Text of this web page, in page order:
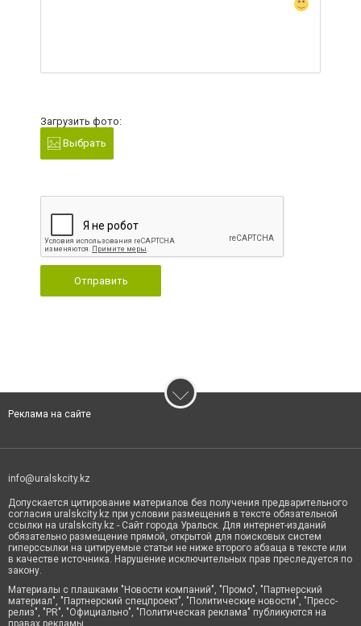
Загрузить фото:
Выбрать
Отправить
Реклама на сайте
info@uralskcity.kz
Допускается цитирование материалов без получения предварительного
согласия uralskcity.kz при условии размещения в тексте обязательной
ссылки на uralskcity.kz - Сайт города Уральск. Для интернет-изданий
обязательно размещение прямой, открытой для поисковых систем
гиперссылки на цитируемые статьи не ниже второго абзаца в тексте или
в качестве источника. Нарушение исключительных прав преследуется по
закону.
Материалы с плашками "Новости компаний", "Промо", "Партнерский
материал", "Партнерский спецпроект", "Политические новости", "Пресс-
релиз", "PR", "Официально", "Политическая реклама" публикуются на
правах рекламы.